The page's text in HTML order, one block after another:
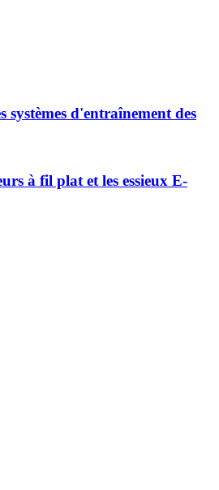
d'entraînement des
à fil plat et les essieux E-